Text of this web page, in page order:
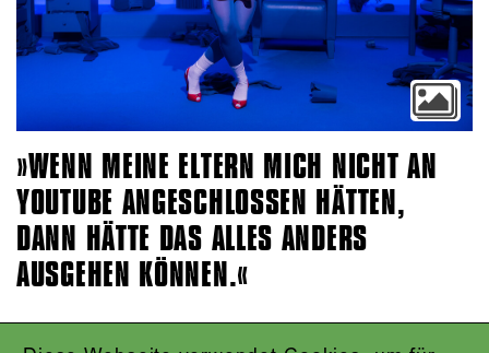
»WENN MEINE ELTERN MICH NICHT AN
YOUTUBE ANGESCHLOSSEN HÄTTEN,
DANN HÄTTE DAS ALLES ANDERS
AUSGEHEN KÖNNEN.«